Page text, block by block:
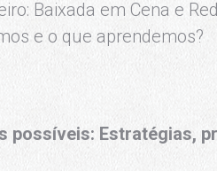
Baixada em Cena e
e o que aprendemos?
possíveis: Estratégias,